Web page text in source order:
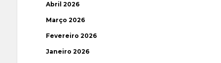
Abril 2026
Março 2026
Fevereiro 2026
Janeiro 2026